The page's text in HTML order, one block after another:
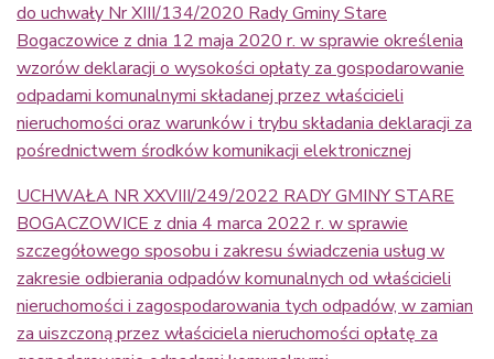
do uchwały Nr XIII/134/2020 Rady Gminy Stare
Bogaczowice z dnia 12 maja 2020 r. w sprawie określenia
wzorów deklaracji o wysokości opłaty za gospodarowanie
odpadami komunalnymi składanej przez właścicieli
nieruchomości oraz warunków i trybu składania deklaracji za
pośrednictwem środków komunikacji elektronicznej
UCHWAŁA NR XXVIII/249/2022 RADY GMINY STARE
BOGACZOWICE z dnia 4 marca 2022 r. w sprawie
szczegółowego sposobu i zakresu świadczenia usług w
zakresie odbierania odpadów komunalnych od właścicieli
nieruchomości i zagospodarowania tych odpadów, w zamian
za uiszczoną przez właściciela nieruchomości opłatę za